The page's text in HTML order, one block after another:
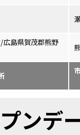
広島県賀茂郡熊野
ン